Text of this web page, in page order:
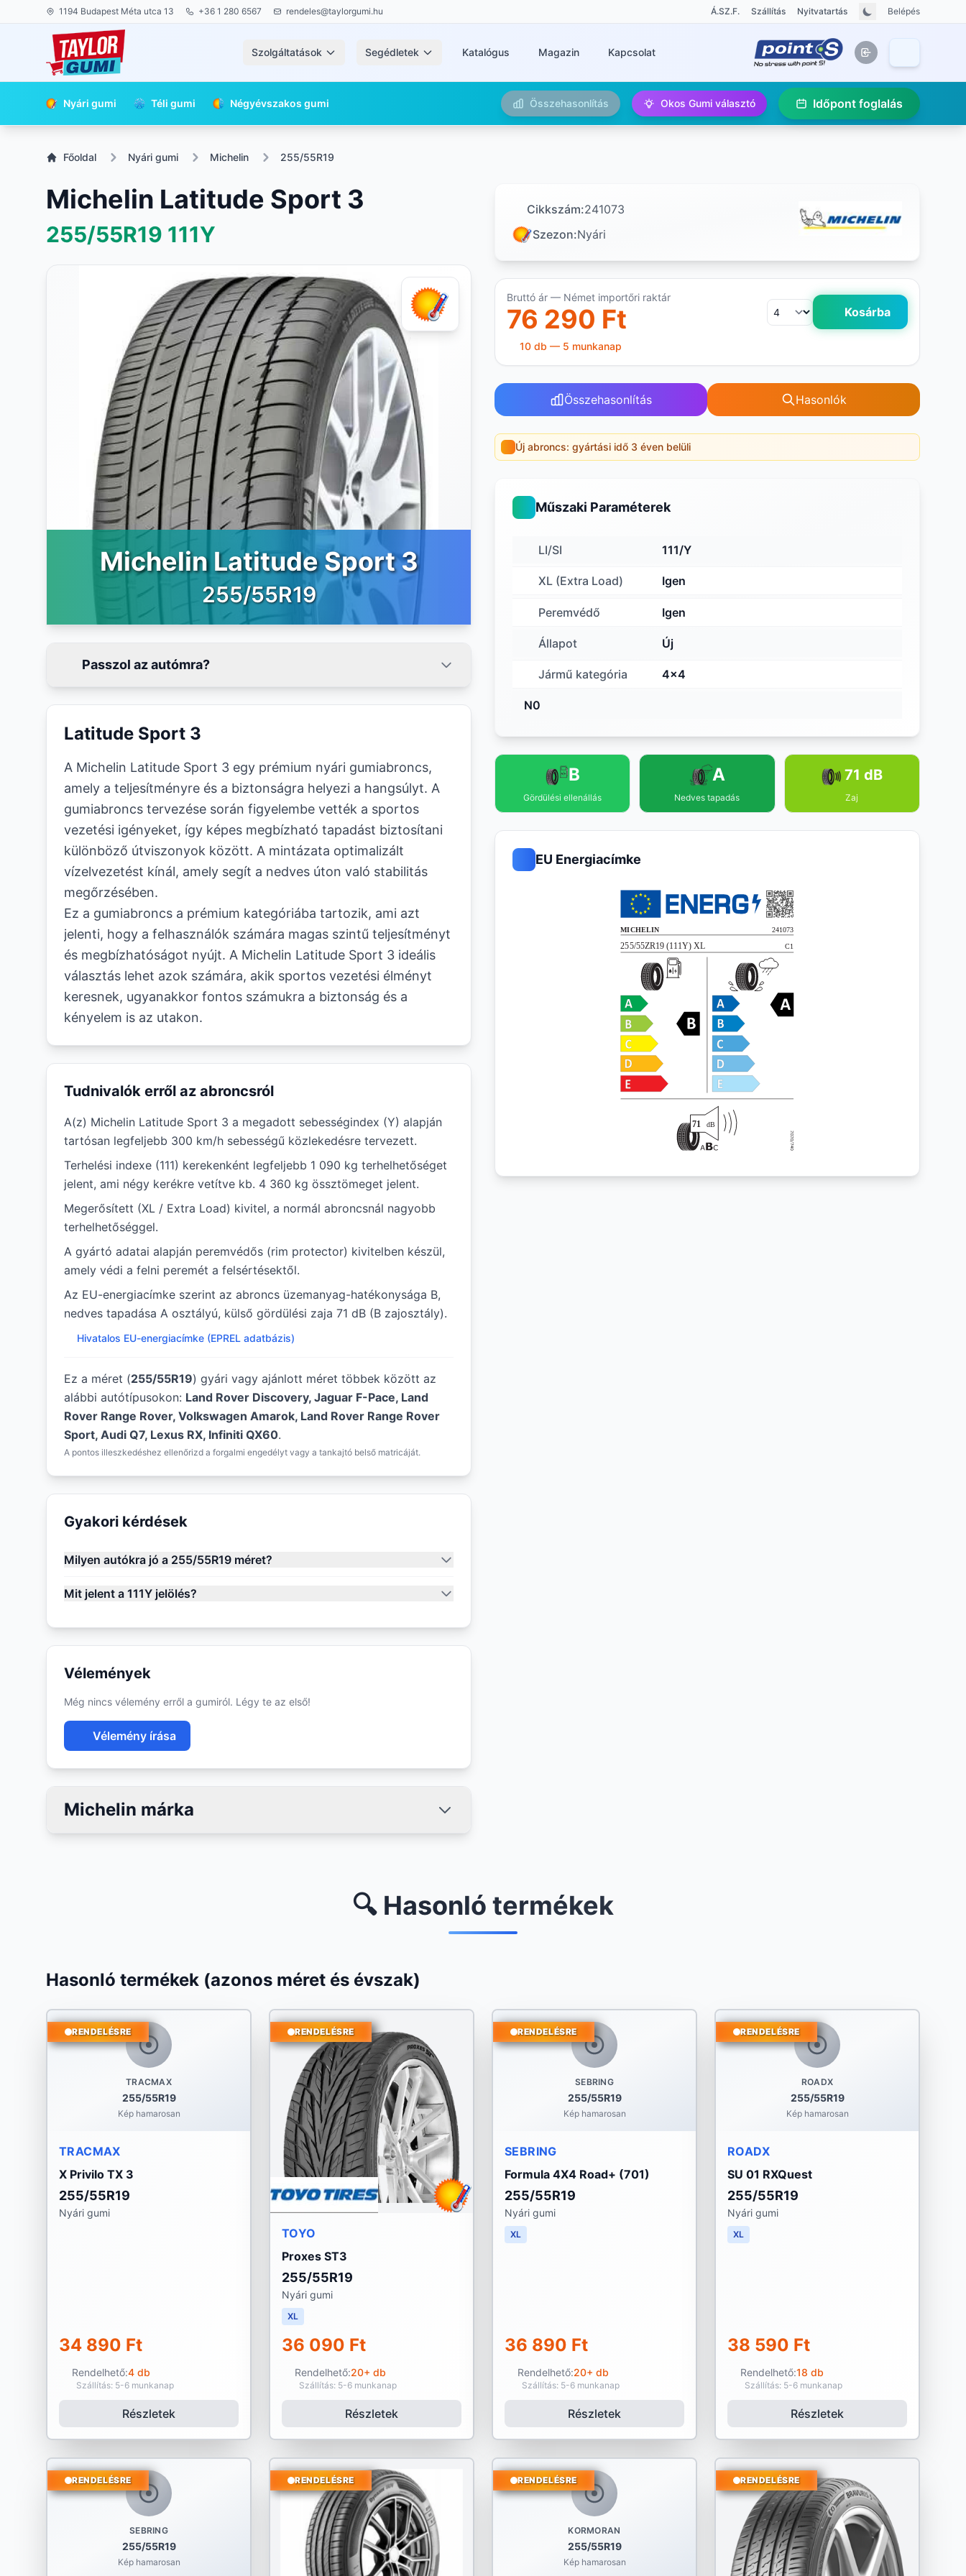
1194 Budapest Méta utca 13 +36 1 280 6567 rendeles@taylorgumi.hu Á.SZ.F. Szállítás Nyitvatartás Belépés
Szolgáltatások Segédletek Katalógus Magazin Kapcsolat
Nyári gumi Téli gumi Négyévszakos gumi Összehasonlítás Okos Gumi választó Időpont foglalás
Főoldal Nyári gumi Michelin 255/55R19
Michelin Latitude Sport 3
255/55R19 111Y
Michelin Latitude Sport 3
255/55R19
Passzol az autómra?
Latitude Sport 3
A Michelin Latitude Sport 3 egy prémium nyári gumiabroncs,
amely a teljesítményre és a biztonságra helyezi a hangsúlyt. A
gumiabroncs tervezése során figyelembe vették a sportos
vezetési igényeket, így képes megbízható tapadást biztosítani
különböző útviszonyok között. A mintázata optimalizált
vízelvezetést kínál, amely segít a nedves úton való stabilitás
megőrzésében.
Ez a gumiabroncs a prémium kategóriába tartozik, ami azt
jelenti, hogy a felhasználók számára magas szintű teljesítményt
és megbízhatóságot nyújt. A Michelin Latitude Sport 3 ideális
választás lehet azok számára, akik sportos vezetési élményt
keresnek, ugyanakkor fontos számukra a biztonság és a
kényelem is az utakon.
Tudnivalók erről az abroncsról
A(z) Michelin Latitude Sport 3 a megadott sebességindex (Y) alapján
tartósan legfeljebb 300 km/h sebességű közlekedésre tervezett.
Terhelési indexe (111) kerekenként legfeljebb 1 090 kg terhelhetőséget
jelent, ami négy kerékre vetítve kb. 4 360 kg össztömeget jelent.
Megerősített (XL / Extra Load) kivitel, a normál abroncsnál nagyobb
terhelhetőséggel.
A gyártó adatai alapján peremvédős (rim protector) kivitelben készül,
amely védi a felni peremét a felsértésektől.
Az EU-energiacímke szerint az abroncs üzemanyag-hatékonysága B,
nedves tapadása A osztályú, külső gördülési zaja 71 dB (B zajosztály).
Hivatalos EU-energiacímke (EPREL adatbázis)
Ez a méret (255/55R19) gyári vagy ajánlott méret többek között az
alábbi autótípusokon: Land Rover Discovery, Jaguar F-Pace, Land
Rover Range Rover, Volkswagen Amarok, Land Rover Range Rover
Sport, Audi Q7, Lexus RX, Infiniti QX60.
A pontos illeszkedéshez ellenőrizd a forgalmi engedélyt vagy a tankajtó belső matricáját.
Gyakori kérdések
Milyen autókra jó a 255/55R19 méret?
Mit jelent a 111Y jelölés?
Vélemények
Még nincs vélemény erről a gumiról. Légy te az első!
Vélemény írása
Michelin márka
Cikkszám:241073
Szezon:Nyári
Bruttó ár — Német importőri raktár
76 290 Ft Kosárba
10 db — 5 munkanap
Összehasonlítás Hasonlók
Új abroncs: gyártási idő 3 éven belüli
Műszaki Paraméterek
LI/SI 111/Y
XL (Extra Load) Igen
Peremvédő Igen
Állapot Új
Jármű kategória 4x4
N0
B
Gördülési ellenállás
A
Nedves tapadás
71 dB
Zaj
EU Energiacímke
🔍 Hasonló termékek
Hasonló termékek (azonos méret és évszak)
TRACMAX
255/55R19
Kép hamarosan
RENDELÉSRE
TRACMAX
X Privilo TX 3
255/55R19
Nyári gumi
34 890 Ft
Rendelhető:4 db
Szállítás: 5-6 munkanap
Részletek
RENDELÉSRE
TOYO
Proxes ST3
255/55R19
Nyári gumi
XL
36 090 Ft
Rendelhető:20+ db
Szállítás: 5-6 munkanap
Részletek
SEBRING
255/55R19
Kép hamarosan
RENDELÉSRE
SEBRING
Formula 4X4 Road+ (701)
255/55R19
Nyári gumi
XL
36 890 Ft
Rendelhető:20+ db
Szállítás: 5-6 munkanap
Részletek
ROADX
255/55R19
Kép hamarosan
RENDELÉSRE
ROADX
SU 01 RXQuest
255/55R19
Nyári gumi
XL
38 590 Ft
Rendelhető:18 db
Szállítás: 5-6 munkanap
Részletek
SEBRING
255/55R19
Kép hamarosan
RENDELÉSRE RENDELÉSRE
KORMORAN
255/55R19
Kép hamarosan
RENDELÉSRE RENDELÉSRE